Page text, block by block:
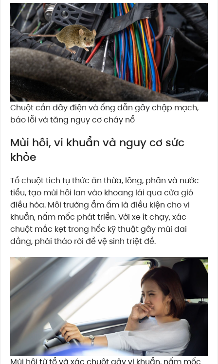
Chuột cắn dây điện và ống dẫn gây chập mạch,
báo lỗi và tăng nguy cơ cháy nổ
Mùi hôi, vi khuẩn và nguy cơ sức
khỏe
Tổ chuột tích tụ thức ăn thừa, lông, phân và nước
tiểu, tạo mùi hôi lan vào khoang lái qua cửa gió
điều hòa. Môi trường ẩm ấm là điều kiện cho vi
khuẩn, nấm mốc phát triển. Với xe ít chạy, xác
chuột mắc kẹt trong hốc kỹ thuật gây mùi dai
dẳng, phải tháo rời để vệ sinh triệt để.